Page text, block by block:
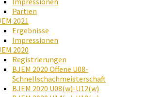
Partien
2021
Ergebnisse
Impressionen
2020
Registrierungen
BJEM 2020 Offene U08-
Schnellschachmeisterschaft
BJEM 2020 U08(w)-U12(w)